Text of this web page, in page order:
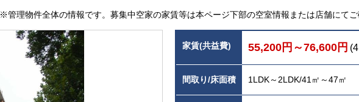
※管理物件全体の情報です。募集中空家の家賃等は本ページ下部の空室情報または店舗にてご
家賃(共益費) 55,200円～76,600円
間取り/床面積 1LDK～2LDK/41㎡～47㎡